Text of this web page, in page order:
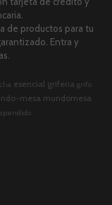
de productos para tu
Entra y
esencial griferia grifo
mesa mundomesa